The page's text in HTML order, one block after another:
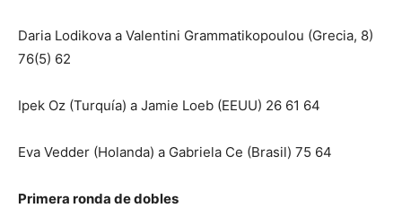
Daria Lodikova a Valentini Grammatikopoulou (Grecia, 8)
76(5) 62
Ipek Oz (Turquía) a Jamie Loeb (EEUU) 26 61 64
Eva Vedder (Holanda) a Gabriela Ce (Brasil) 75 64
Primera ronda de dobles